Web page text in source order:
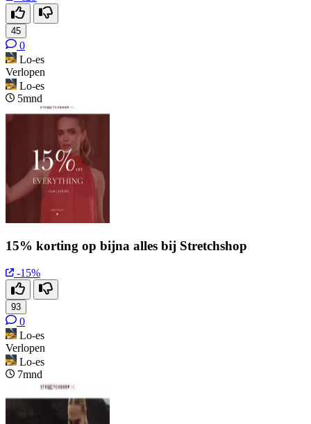
45
0
Lo-es
Verlopen
Lo-es
5mnd
15% korting op bijna alles bij Stretchshop
-15%
93
0
Lo-es
Verlopen
Lo-es
7mnd